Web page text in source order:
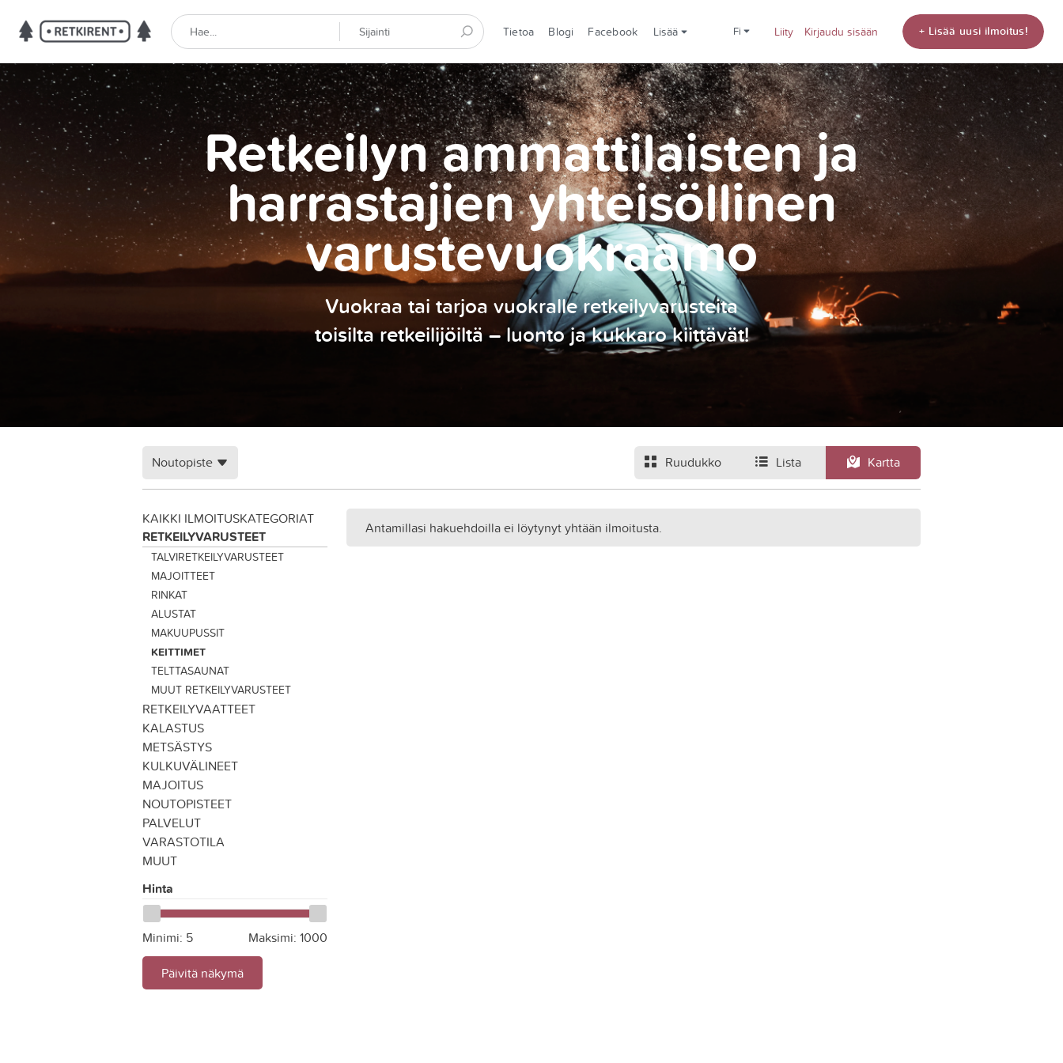
Tietoa Blogi Facebook Lisää fi Liity Kirjaudu sisään + Lisää uusi ilmoitus!
Retkeilyn ammattilaisten ja
harrastajien yhteisöllinen
varustevuokraamo
Vuokraa tai tarjoa vuokralle retkeilyvarusteita
toisilta retkeilijöiltä – luonto ja kukkaro kiittävät!
Ruudukko Lista Kartta
Noutopiste
KAIKKI ILMOITUSKATEGORIAT
RETKEILYVARUSTEET
TALVIRETKEILYVARUSTEET
MAJOITTEET
RINKAT
ALUSTAT
MAKUUPUSSIT
KEITTIMET
TELTTASAUNAT
MUUT RETKEILYVARUSTEET
RETKEILYVAATTEET
KALASTUS
METSÄSTYS
KULKUVÄLINEET
MAJOITUS
NOUTOPISTEET
PALVELUT
VARASTOTILA
MUUT
Hinta
Minimi: 5 Maksimi: 1000
Päivitä näkymä
Antamillasi hakuehdoilla ei löytynyt yhtään ilmoitusta.